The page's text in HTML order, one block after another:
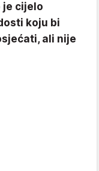
je cijelo
koju bi
ali nije